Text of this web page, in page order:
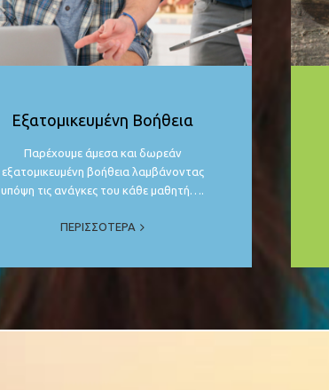
Εξατομικευμένη Βοήθεια
Παρέχουμε άμεσα και δωρεάν
εξατομικευμένη βοήθεια λαμβάνοντας
υπόψη τις ανάγκες του κάθε μαθητή….
ΠΕΡΙΣΣΟΤΕΡΑ